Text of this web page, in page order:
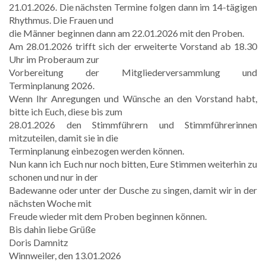
21.01.2026. Die nächsten Termine folgen dann im 14-tägigen
Rhythmus. Die Frauen und
die Männer beginnen dann am 22.01.2026 mit den Proben.
Am 28.01.2026 trifft sich der erweiterte Vorstand ab 18.30
Uhr im Proberaum zur
Vorbereitung der Mitgliederversammlung und
Terminplanung 2026.
Wenn Ihr Anregungen und Wünsche an den Vorstand habt,
bitte ich Euch, diese bis zum
28.01.2026 den Stimmführern und Stimmführerinnen
mitzuteilen, damit sie in die
Terminplanung einbezogen werden können.
Nun kann ich Euch nur noch bitten, Eure Stimmen weiterhin zu
schonen und nur in der
Badewanne oder unter der Dusche zu singen, damit wir in der
nächsten Woche mit
Freude wieder mit dem Proben beginnen können.
Bis dahin liebe Grüße
Doris Damnitz
Winnweiler, den 13.01.2026